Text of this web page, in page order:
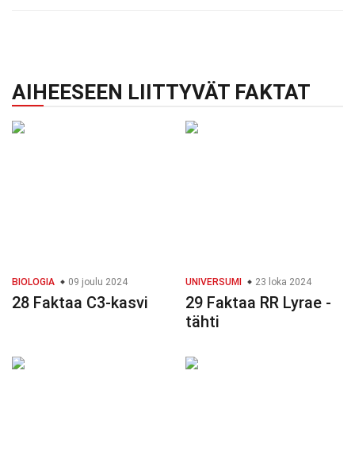
AIHEESEEN LIITTYVÄT FAKTAT
BIOLOGIA 09 joulu 2024
28 Faktaa C3-kasvi
UNIVERSUMI 23 loka 2024
29 Faktaa RR Lyrae -
tähti